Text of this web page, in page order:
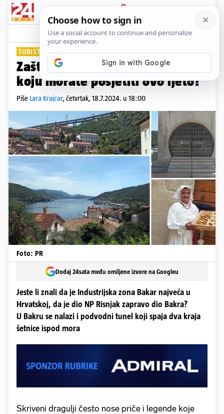
PRIJAVA
Lifestyle Komentari
TURISTIČKI BISER
Zašto je Bakar top destinacija
koju morate posjetiti ovo ljeto?
Piše Lara Krajcar, četvrtak, 18.7.2024. u 18:00
Foto: PR
Dodaj 24sata među omiljene izvore na Googleu
Jeste li znali da je Industrijska zona Bakar najveća u
Hrvatskoj, da je dio NP Risnjak zapravo dio Bakra?
U Bakru se nalazi i podvodni tunel koji spaja dva kraja
šetnice ispod mora
Skriveni dragulji često nose priče i legende koje